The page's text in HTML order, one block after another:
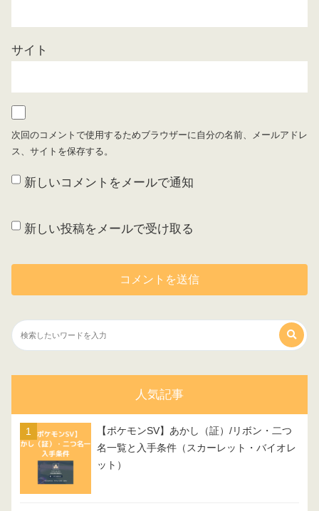
サイト
次回のコメントで使用するためブラウザーに自分の名前、メールアドレ
ス、サイトを保存する。
新しいコメントをメールで通知
新しい投稿をメールで受け取る
人気記事
【ポケモンSV】あかし（証）/リボン・二つ
名一覧と入手条件（スカーレット・バイオレ
ット）